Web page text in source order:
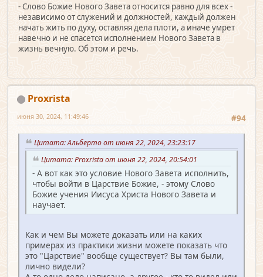
- Слово Божие Нового Завета относится равно для всех -
независимо от служений и должностей, каждый должен
начать жить по духу, оставляя дела плоти, а иначе умрет
навечно и не спасется исполнением Нового Завета в
жизнь вечную. Об этом и речь.
Proxrista
#94
июня 30, 2024, 11:49:46
Цитата: Альберто от июня 22, 2024, 23:23:17
Цитата: Proxrista от июня 22, 2024, 20:54:01
- А вот как это условие Нового Завета исполнить,
чтобы войти в Царствие Божие, - этому Слово
Божие учения Иисуса Христа Нового Завета и
научает.
Как и чем Вы можете доказать или на каких
примерах из практики жизни можете показать что
это "Царствие" вообще существует? Вы там были,
лично видели?